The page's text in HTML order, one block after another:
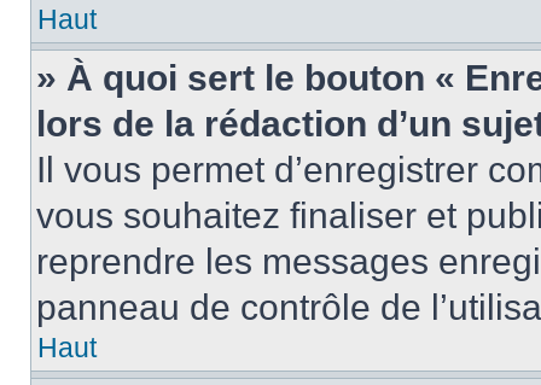
Haut
» À quoi sert le bouton «
lors de la rédaction d’un
Il vous permet d’enregistrer
vous souhaitez finaliser et
reprendre les messages
panneau de contrôle de
Haut